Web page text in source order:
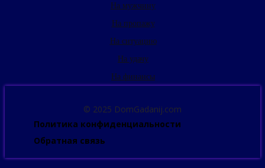
На мужчину
На пропажу
На ситуацию
На удачу
На финансы
© 2025 DomGadanij.com
Политика конфиденциальности
Обратная связь